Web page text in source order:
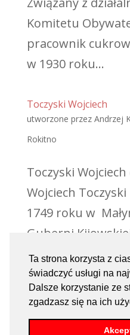
Ta strona korzysta z
świadczyć usługi na
Dalsze korzystanie ze
zgadzasz się na ich
Komitetu
pracownik
w 1930 roku...
Toczyski Wojciech
utworzone przez Andrzej
Rokitno
Toczyski Wojciech
Wojciech Toczyski
1749 roku w
Guberni
ziemiański milicji
czasie powstania
Był synem